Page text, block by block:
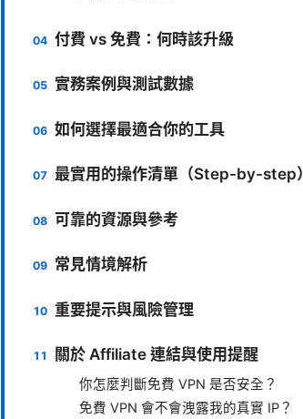
付費 vs 免費：何時該升級
實務案例與測試數據
如何選擇最適合你的工具
最實用的操作清單（Step-by-step）
可靠的資源與參考
常見情境解析
重要提示與風險管理
關於 Affiliate 連結與使用提醒
你怎麼判斷免費 VPN 是否安全？
免費 VPN 會不會洩露我的真實 IP？